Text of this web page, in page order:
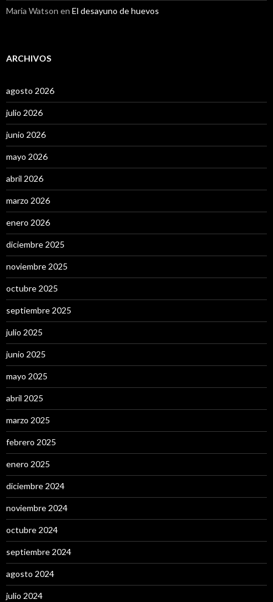
Maria Watson en El desayuno de huevos
ARCHIVOS
agosto 2026
julio 2026
junio 2026
mayo 2026
abril 2026
marzo 2026
enero 2026
diciembre 2025
noviembre 2025
octubre 2025
septiembre 2025
julio 2025
junio 2025
mayo 2025
abril 2025
marzo 2025
febrero 2025
enero 2025
diciembre 2024
noviembre 2024
octubre 2024
septiembre 2024
agosto 2024
julio 2024